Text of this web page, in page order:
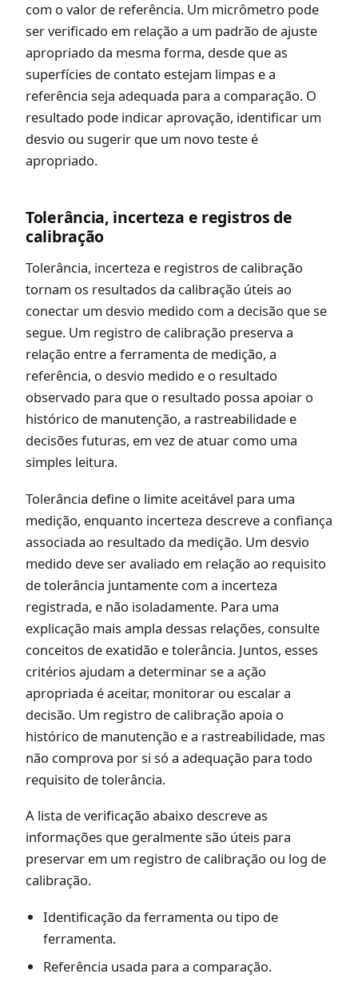
com o valor de referência. Um micrômetro pode
ser verificado em relação a um padrão de ajuste
apropriado da mesma forma, desde que as
superfícies de contato estejam limpas e a
referência seja adequada para a comparação. O
resultado pode indicar aprovação, identificar um
desvio ou sugerir que um novo teste é
apropriado.
Tolerância, incerteza e registros de
calibração
Tolerância, incerteza e registros de calibração
tornam os resultados da calibração úteis ao
conectar um desvio medido com a decisão que se
segue. Um registro de calibração preserva a
relação entre a ferramenta de medição, a
referência, o desvio medido e o resultado
observado para que o resultado possa apoiar o
histórico de manutenção, a rastreabilidade e
decisões futuras, em vez de atuar como uma
simples leitura.
Tolerância define o limite aceitável para uma
medição, enquanto incerteza descreve a confiança
associada ao resultado da medição. Um desvio
medido deve ser avaliado em relação ao requisito
de tolerância juntamente com a incerteza
registrada, e não isoladamente. Para uma
explicação mais ampla dessas relações, consulte
conceitos de exatidão e tolerância. Juntos, esses
critérios ajudam a determinar se a ação
apropriada é aceitar, monitorar ou escalar a
decisão. Um registro de calibração apoia o
histórico de manutenção e a rastreabilidade, mas
não comprova por si só a adequação para todo
requisito de tolerância.
A lista de verificação abaixo descreve as
informações que geralmente são úteis para
preservar em um registro de calibração ou log de
calibração.
Identificação da ferramenta ou tipo de
ferramenta.
Referência usada para a comparação.